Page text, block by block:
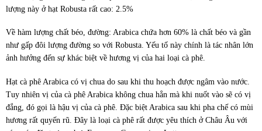
lượng này ở hạt Robusta rất cao: 2.5%
Về hàm lượng chất béo, đường: Arabica chứa hơn 60% là chất béo và gần
như gấp đôi lượng đường so với Robusta. Yếu tố này chính là tác nhân lớn
ảnh hưởng đến sự khác biệt về hương vị của hai loại cà phê.
Hạt cà phê Arabica có vị chua do sau khi thu hoạch được ngâm vào nước.
Tuy nhiên vị của cà phê Arabica không chua hẳn mà khi nuốt vào sẽ có vị
đắng, đó gọi là hậu vị của cà phê. Đặc biệt Arabica sau khi pha chế có mùi
hương rất quyến rũ. Đây là loại cà phê rất được yêu thích ở Châu Âu với